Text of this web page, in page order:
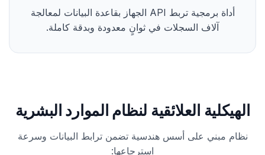
أداة برمجية تربط API الجهاز بقاعدة البيانات لمعالجة
آلاف السجلات في ثوانٍ معدودة وبدقة كاملة.
الهيكلية العلائقية لنظام الموارد البشرية
نظام مبني على أسس هندسية تضمن ترابط البيانات وسرعة
استرجاعها: